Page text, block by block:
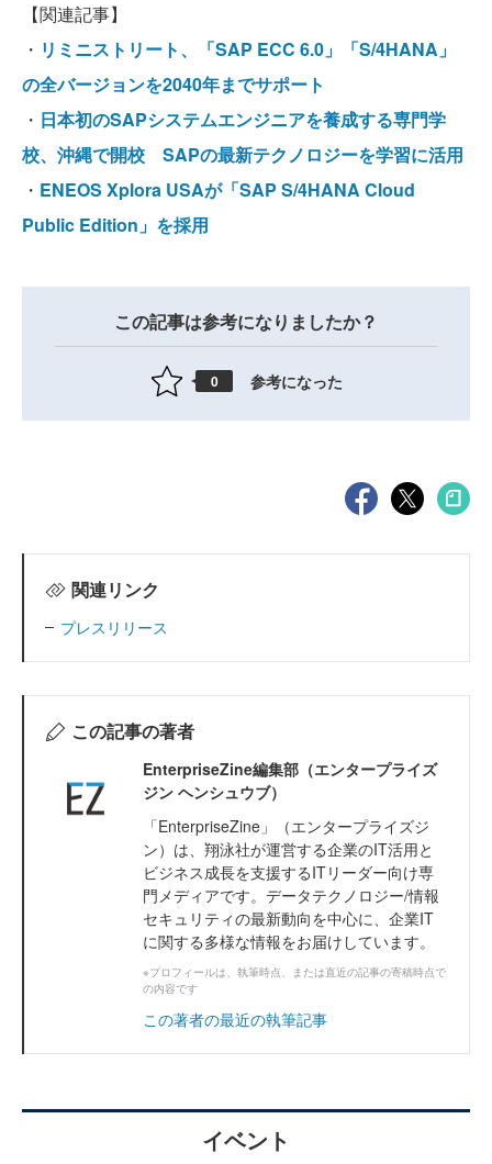
【関連記事】
・ リミニストリート、「SAP ECC 6.0」「S/4HANA」
の全バージョンを2040年までサポート
・ 日本初のSAPシステムエンジニアを養成する専門学
校、沖縄で開校 SAPの最新テクノロジーを学習に活用
・ ENEOS Xplora USAが「SAP S/4HANA Cloud
Public Edition」を採用
この記事は参考になりましたか？
0 参考になった
関連リンク
プレスリリース
この記事の著者
EnterpriseZine編集部（エンタープライズ
ジン ヘンシュウブ）
「EnterpriseZine」（エンタープライズジ
ン）は、翔泳社が運営する企業のIT活用と
ビジネス成長を支援するITリーダー向け専
門メディアです。データテクノロジー/情報
セキュリティの最新動向を中心に、企業IT
に関する多様な情報をお届けしています。
※プロフィールは、執筆時点、または直近の記事の寄稿時点で
の内容です
この著者の最近の執筆記事
イベント